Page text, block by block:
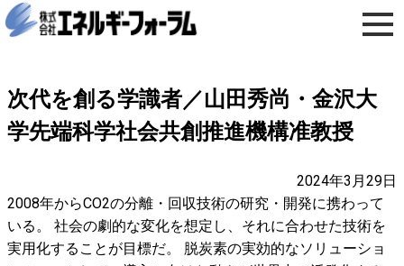
次代を創る学識者／山田秀尚・金沢大
学先端科学社会共創推進機構准教授
2024年3月29日
2008年からCO2の分離・回収技術の研究・開発に携わって
いる。 社会の劇的な変化を想定し、それに合わせた技術を
実用化することが目標だ。 脱炭素の実効的なソリューショ